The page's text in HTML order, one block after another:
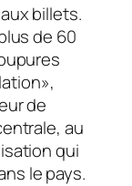
billets.
de 60
de
au
qui
le pays.